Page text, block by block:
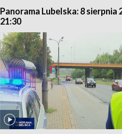
Panorama Lubelska: 8 sierpnia
21:30